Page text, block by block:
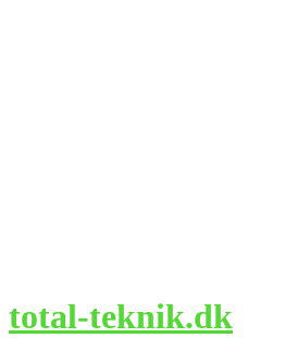
total-teknik.dk